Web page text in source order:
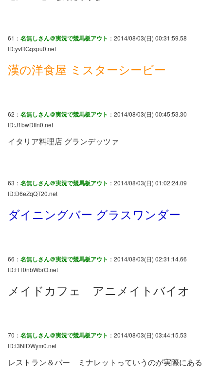
61： 名無しさん＠実況で競馬板アウト ：2014/08/03(日) 00:31:59.58
ID:yvRGqxpu0.net
漢の洋食屋 ミスターシービー
62： 名無しさん＠実況で競馬板アウト ：2014/08/03(日) 00:45:53.30
ID:J1bwDfIn0.net
イタリア料理店 グランデッツァ
63： 名無しさん＠実況で競馬板アウト ：2014/08/03(日) 01:02:24.09
ID:D6eZqQT20.net
ダイニングバー グラスワンダー
66： 名無しさん＠実況で競馬板アウト ：2014/08/03(日) 02:31:14.66
ID:HT0nbWbrO.net
メイドカフェ アニメイトバイオ
70： 名無しさん＠実況で競馬板アウト ：2014/08/03(日) 03:44:15.53
ID:t3NlDWym0.net
レストラン＆バー ミナレットっていうのが実際にある